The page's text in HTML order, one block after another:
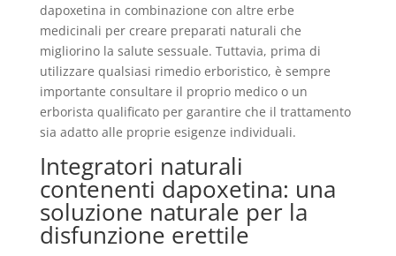
dapoxetina in combinazione con altre erbe
medicinali per creare preparati naturali che
migliorino la salute sessuale. Tuttavia, prima di
utilizzare qualsiasi rimedio erboristico, è sempre
importante consultare il proprio medico o un
erborista qualificato per garantire che il trattamento
sia adatto alle proprie esigenze individuali.
Integratori naturali
contenenti dapoxetina: una
soluzione naturale per la
disfunzione erettile